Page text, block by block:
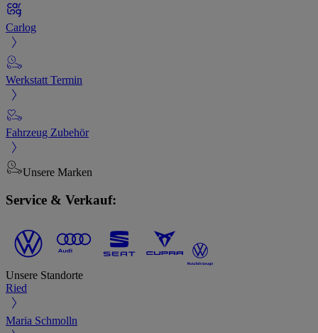
Carlog
Werkstatt Termin
Fahrzeug Zubehör
Unsere Marken
Service & Verkauf:
Unsere Standorte
Ried
Maria Schmolln